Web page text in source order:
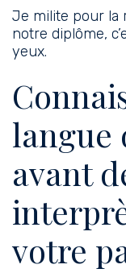
Je milite pour la
notre diplôme,
yeux.
langue
avant
votre